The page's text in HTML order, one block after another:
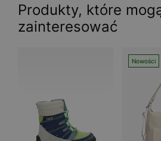
Produkty, które
zainteresować
Nowości